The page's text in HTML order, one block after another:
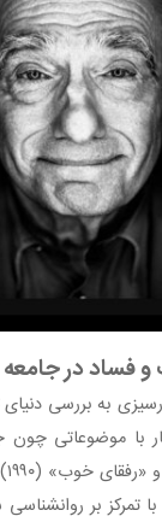
جامعه (دهه ۱۹۷۰
اسکورسیزی به
با موضوعاتی چون
با تمرکز بر